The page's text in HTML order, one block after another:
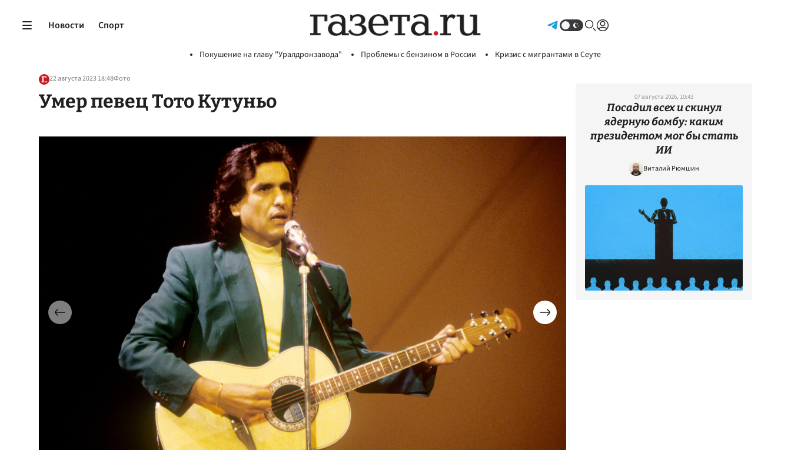
Новости Спорт
Покушение на главу "Уралдронзавода" Проблемы с бензином в России Кризис с мигрантами в Сеуте
22 августа 2023 18:48Фото
Умер певец Тото Кутуньо 07 августа 2026, 10:43
Посадил всех и скинул
ядерную бомбу: каким
президентом мог бы стать
ИИ
Виталий Рюмшин